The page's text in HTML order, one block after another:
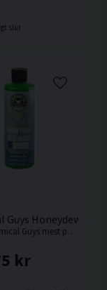
slut
Guys Honeydew
Ett av Chemical Guys mest populära schampon med en ljuvlig doft av honungsmelon.
kr